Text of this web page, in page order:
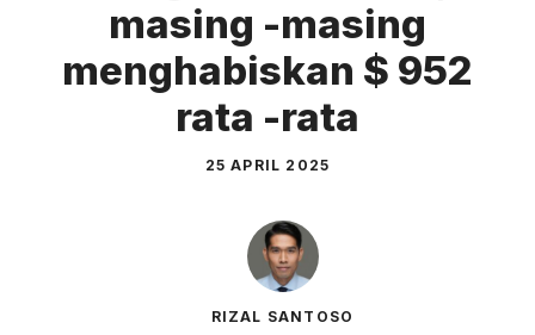
masing -masing
menghabiskan $ 952
rata -rata
25 APRIL 2025
RIZAL SANTOSO